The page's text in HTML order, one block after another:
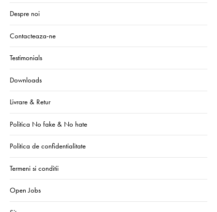
Despre noi
Contacteaza-ne
Testimonials
Downloads
Livrare & Retur
Politica No fake & No hate
Politica de confidentialitate
Termeni si conditii
Open Jobs